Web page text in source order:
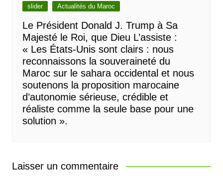
slider Actualités du Maroc
Le Président Donald J. Trump à Sa
Majesté le Roi, que Dieu L’assiste :
« Les États-Unis sont clairs : nous
reconnaissons la souveraineté du
Maroc sur le sahara occidental et nous
soutenons la proposition marocaine
d’autonomie sérieuse, crédible et
réaliste comme la seule base pour une
solution ».
Laisser un commentaire